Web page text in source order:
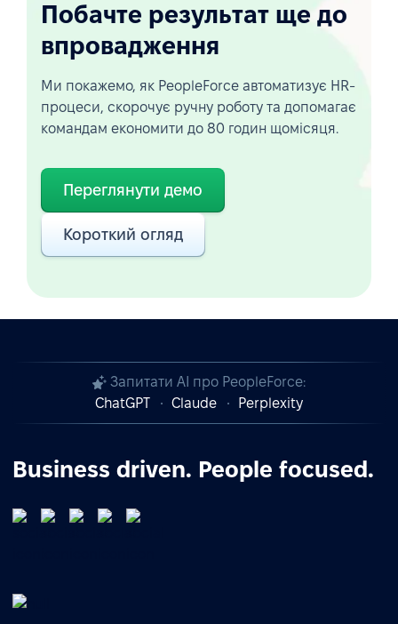
Побачте результат ще до
впровадження
Ми покажемо, як PeopleForce автоматизує HR-
процеси, скорочує ручну роботу та допомагає
командам економити до 80 годин щомісяця.
Переглянути демо
Короткий огляд
Запитати AI про PeopleForce:
ChatGPT
Claude Perplexity
Business driven. People focused.